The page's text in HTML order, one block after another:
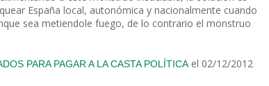
España local, autonómica y nacionalmente cuando
sea metiendole fuego, de lo contrario el monstruo
PARA PAGAR A LA CASTA POLÍTICA el 02/12/2012